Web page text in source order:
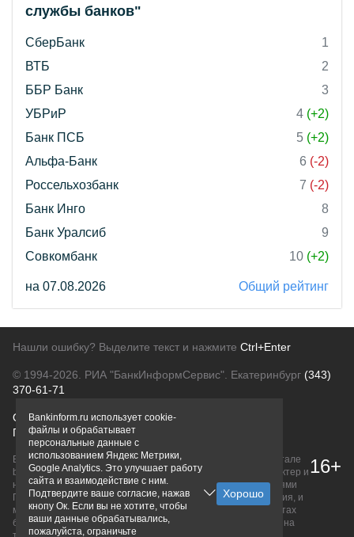
службы банков"
СберБанк
1
ВТБ
2
ББР Банк
3
УБРиР
4 (+2)
Банк ПСБ
5 (+2)
Альфа-Банк
6 (-2)
Россельхозбанк
7 (-2)
Банк Инго
8
Банк Уралсиб
9
Совкомбанк
10 (+2)
на 07.08.2026 Общий рейтинг
Нашли ошибку? Выделите текст и нажмите Ctrl+Enter
© 1994-2026. РИА "БанкИнформСервис". Екатеринбург (343)
370-61-71
О проектеПолитика конфиденциальности
Правовая информацияДля рекламодателей
Вся информация о продуктах банков, размещенная на портале
bankinform.ru, носит исключительно ознакомительный характер и
не является публичной офертой, определяемой положениями
ГК РФ. Информация не содержит точного и полного описания, и
может быть изменена. Конечные условия уточняйте на сайтах
банков или при личном обращении. Исключительное право на
16+
Bankinform.ru использует cookie-
файлы и обрабатывает
персональные данные с
использованием Яндекс Метрики,
Google Analytics. Это улучшает работу
сайта и взаимодействие с ним.
Подтвердите ваше согласие, нажав
кнопу Ок. Если вы не хотите, чтобы
ваши данные обрабатывались,
пожалуйста, ограничьте